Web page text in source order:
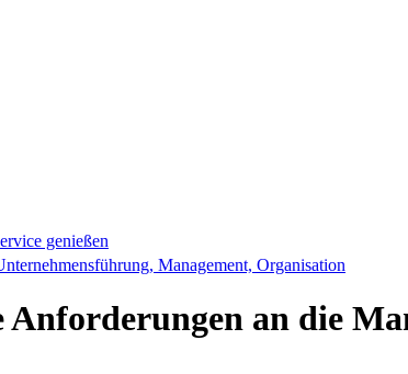
genießen
Management, Organisation
Anforderungen an die